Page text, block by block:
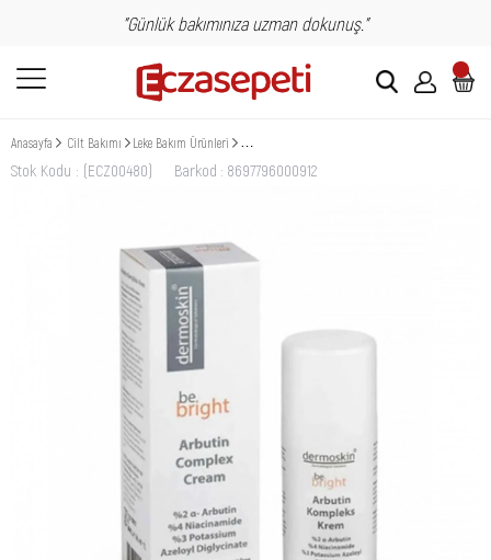
"Günlük bakımınıza uzman dokunuş."
Anasayfa Cilt Bakımı Leke Bakım Ürünleri Dermoskin Be Bright Arbutin Kompleks Krem 33 ml
Stok Kodu (ECZ00480) Barkod : 8697796000912